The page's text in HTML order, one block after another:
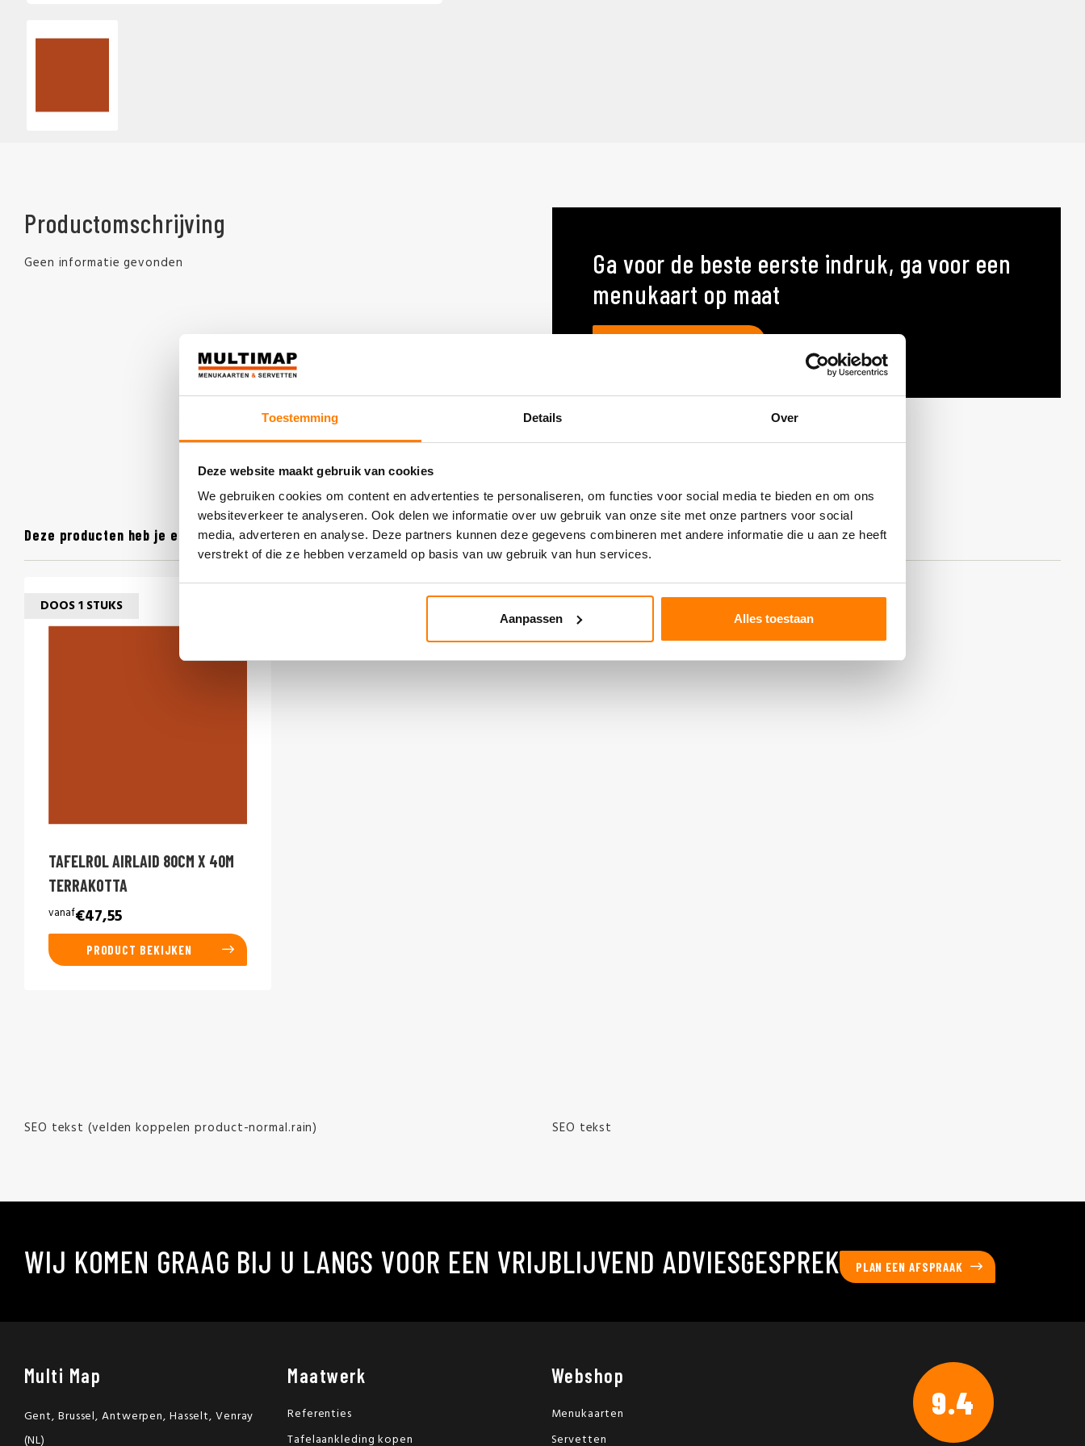
Toestemming Details Over
Deze website maakt gebruik van cookies
We gebruiken cookies om content en advertenties te personaliseren, om functies voor social media te bieden en om ons
websiteverkeer te analyseren. Ook delen we informatie over uw gebruik van onze site met onze partners voor social
media, adverteren en analyse. Deze partners kunnen deze gegevens combineren met andere informatie die u aan ze heeft
verstrekt of die ze hebben verzameld op basis van uw gebruik van hun services.
Aanpassen Alles toestaan
Productomschrijving
Geen informatie gevonden
Ga voor de beste eerste indruk, ga voor een
menukaart op maat
Deze producten heb je eerder bekeken
DOOS 1 STUKS
TAFELROL AIRLAID 80CM X 40M
TERRAKOTTA
vanaf€47,55
PRODUCT BEKIJKEN
SEO tekst (velden koppelen product-normal.rain) SEO tekst
WIJ KOMEN GRAAG BIJ U LANGS VOOR EEN VRIJBLIJVEND ADVIESGESPREK PLAN EEN AFSPRAAK
Multi Map
Gent, Brussel, Antwerpen, Hasselt, Venray
(NL)
Maatwerk
Referenties
Tafelaankleding kopen
Webshop
Menukaarten
Servetten
9.4